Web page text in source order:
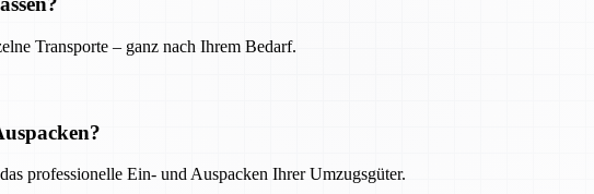
Transporte – ganz nach Ihrem Bedarf.
professionelle Ein- und Auspacken Ihrer Umzugsgüter.